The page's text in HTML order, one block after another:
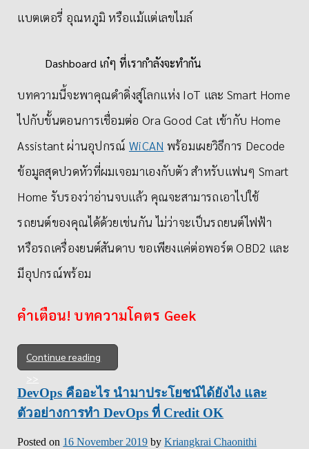
แบตเตอรี่ อุณหภูมิ หรือแม้แต่เลขไมล์
Dashboard เก๋ๆ ที่เรากำลังจะทำกัน
บทความนี้จะพาคุณดำดิ่งสู่โลกแห่ง IoT และ Smart Home
ไปกับขั้นตอนการเชื่อมต่อ Ora Good Cat เข้ากับ Home
Assistant ผ่านอุปกรณ์ WiCAN พร้อมเผยวิธีการ Decode
ข้อมูลสุดปวดหัวที่ผมเจอมาเองกับตัว สำหรับแฟนๆ Smart
Home รับรองว่าอ่านจบแล้ว คุณจะสามารถเอาไปใช้
รถยนต์ของคุณได้ด้วยเช่นกัน ไม่ว่าจะเป็นรถยนต์ไฟฟ้า
หรือรถเครื่องยนต์สันดาบ ขอเพียงแค่ต่อพอร์ต OBD2 และ
มีอุปกรณ์พร้อม
คำเตือน! บทความโคตร Geek
Continue reading
DevOps คืออะไร นำมาประโยชน์ได้ยังไง และ
ตัวอย่างการทำ DevOps ที่ Credit OK
Posted on 16 November 2019 byKriangkrai Chaonithi